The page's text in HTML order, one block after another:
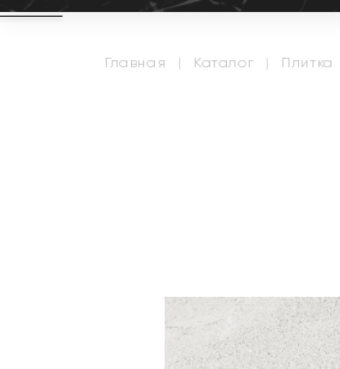
главная | каталог | плитка